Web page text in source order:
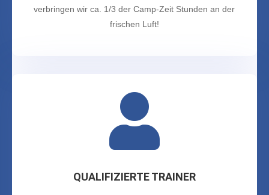
verbringen wir ca. 1/3 der Camp-Zeit Stunden an der
frischen Luft!

QUALIFIZIERTE TRAINER